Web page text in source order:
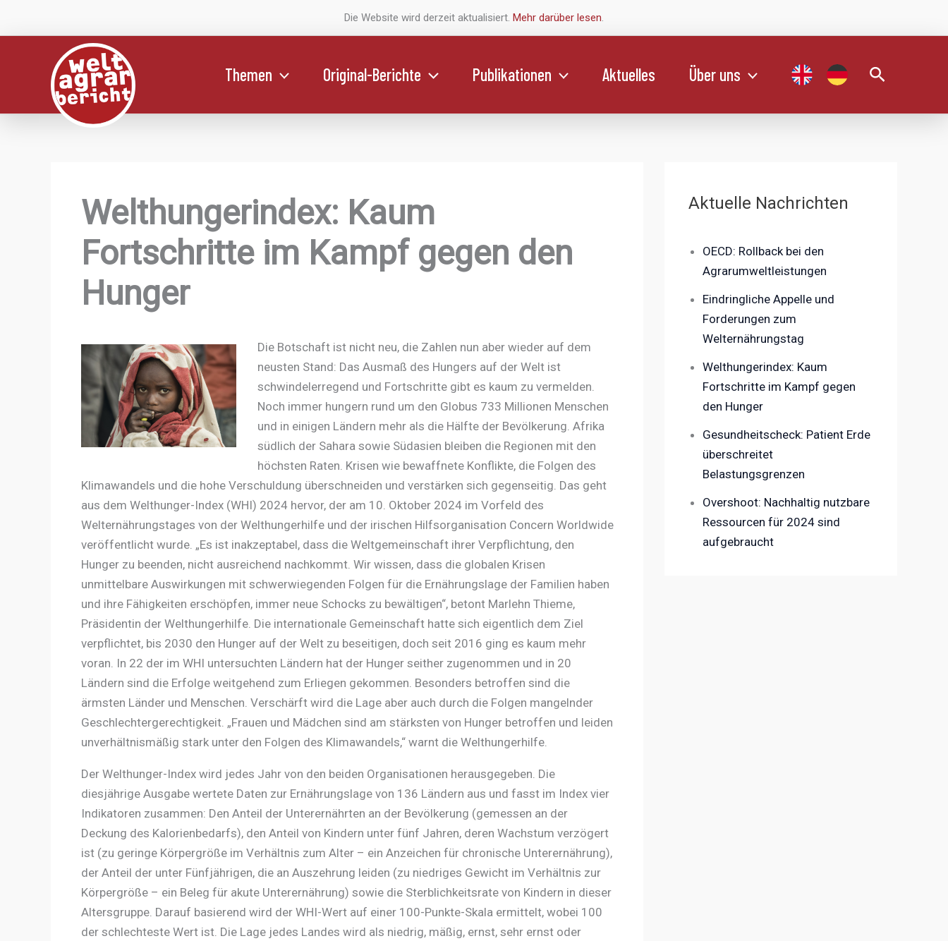
Die Website wird derzeit aktualisiert. Mehr darüber lesen.
Themen Original-Berichte Publikationen Aktuelles Über uns Suchen
Welthungerindex: Kaum
Fortschritte im Kampf gegen den
Hunger
Die Botschaft ist nicht neu, die Zahlen nun aber wieder auf dem
neusten Stand: Das Ausmaß des Hungers auf der Welt ist
schwindelerregend und Fortschritte gibt es kaum zu vermelden.
Noch immer hungern rund um den Globus 733 Millionen Menschen
und in einigen Ländern mehr als die Hälfte der Bevölkerung. Afrika
südlich der Sahara sowie Südasien bleiben die Regionen mit den
höchsten Raten. Krisen wie bewaffnete Konflikte, die Folgen des
Klimawandels und die hohe Verschuldung überschneiden und verstärken sich gegenseitig. Das geht
aus dem Welthunger-Index (WHI) 2024 hervor, der am 10. Oktober 2024 im Vorfeld des
Welternährungstages von der Welthungerhilfe und der irischen Hilfsorganisation Concern Worldwide
veröffentlicht wurde. „Es ist inakzeptabel, dass die Weltgemeinschaft ihrer Verpflichtung, den
Hunger zu beenden, nicht ausreichend nachkommt. Wir wissen, dass die globalen Krisen
unmittelbare Auswirkungen mit schwerwiegenden Folgen für die Ernährungslage der Familien haben
und ihre Fähigkeiten erschöpfen, immer neue Schocks zu bewältigen“, betont Marlehn Thieme,
Präsidentin der Welthungerhilfe. Die internationale Gemeinschaft hatte sich eigentlich dem Ziel
verpflichtet, bis 2030 den Hunger auf der Welt zu beseitigen, doch seit 2016 ging es kaum mehr
voran. In 22 der im WHI untersuchten Ländern hat der Hunger seither zugenommen und in 20
Ländern sind die Erfolge weitgehend zum Erliegen gekommen. Besonders betroffen sind die
ärmsten Länder und Menschen. Verschärft wird die Lage aber auch durch die Folgen mangelnder
Geschlechtergerechtigkeit. „Frauen und Mädchen sind am stärksten von Hunger betroffen und leiden
unverhältnismäßig stark unter den Folgen des Klimawandels,“ warnt die Welthungerhilfe.
Der Welthunger-Index wird jedes Jahr von den beiden Organisationen herausgegeben. Die
diesjährige Ausgabe wertete Daten zur Ernährungslage von 136 Ländern aus und fasst im Index vier
Indikatoren zusammen: Den Anteil der Unterernährten an der Bevölkerung (gemessen an der
Deckung des Kalorienbedarfs), den Anteil von Kindern unter fünf Jahren, deren Wachstum verzögert
ist (zu geringe Körpergröße im Verhältnis zum Alter – ein Anzeichen für chronische Unterernährung),
der Anteil der unter Fünfjährigen, die an Auszehrung leiden (zu niedriges Gewicht im Verhältnis zur
Körpergröße – ein Beleg für akute Unterernährung) sowie die Sterblichkeitsrate von Kindern in dieser
Altersgruppe. Darauf basierend wird der WHI-Wert auf einer 100-Punkte-Skala ermittelt, wobei 100
der schlechteste Wert ist. Die Lage jedes Landes wird als niedrig, mäßig, ernst, sehr ernst oder
Aktuelle Nachrichten
OECD: Rollback bei den
Agrarumweltleistungen
Eindringliche Appelle und
Forderungen zum
Welternährungstag
Welthungerindex: Kaum
Fortschritte im Kampf gegen
den Hunger
Gesundheitscheck: Patient Erde
überschreitet
Belastungsgrenzen
Overshoot: Nachhaltig nutzbare
Ressourcen für 2024 sind
aufgebraucht